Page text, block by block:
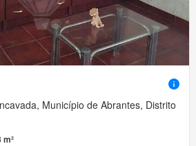
Município de Abrantes, Distrito
m²